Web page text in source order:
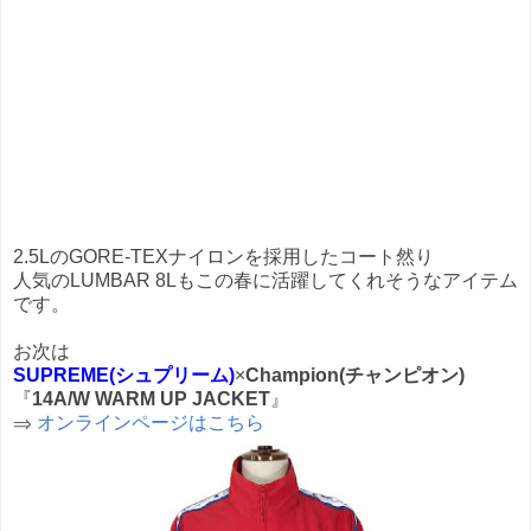
2.5LのGORE-TEXナイロンを採用したコート然り
人気のLUMBAR 8Lもこの春に活躍してくれそうなアイテム
です。
お次は
SUPREME(シュプリーム)×Champion(チャンピオン)
『14A/W WARM UP JACKET 』
⇒ オンラインページはこちら